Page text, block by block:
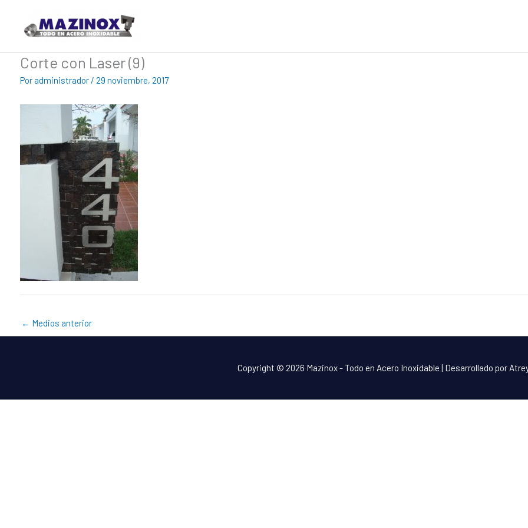
contenido
Corte con Laser (9)
Por administrador/ 29 noviembre, 2017
← Medios anterior
Copyright © 2026 Mazinox - Todo en Acero Inoxidable | Desarrollado por